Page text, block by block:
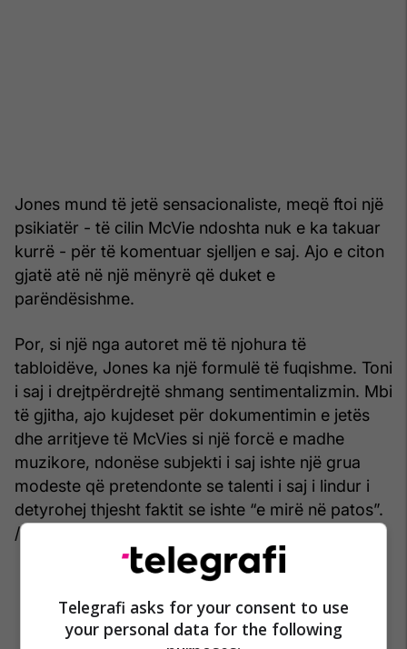
Jones mund të jetë sensacionaliste, meqë ftoi një
psikiatër - të cilin McVie ndoshta nuk e ka takuar
kurrë - për të komentuar sjelljen e saj. Ajo e citon
gjatë atë në një mënyrë që duket e
parëndësishme.
Por, si një nga autoret më të njohura të
tabloidëve, Jones ka një formulë të fuqishme. Toni
i saj i drejtpërdrejtë shmang sentimentalizmin. Mbi
të gjitha, ajo kujdeset për dokumentimin e jetës
dhe arritjeve të McVies si një forcë e madhe
muzikore, ndonëse subjekti i saj ishte një grua
modeste që pretendonte se talenti i saj i lindur i
detyrohej thjesht faktit se ishte “e mirë në patos”.
/Telegrafi/
Telegrafi asks for your consent to use
your personal data for the following